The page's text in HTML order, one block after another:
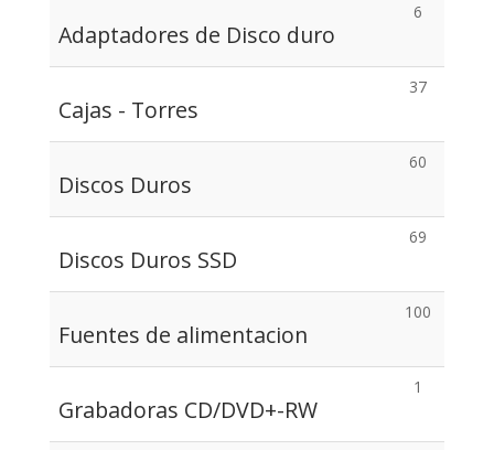
Adaptadores de Disco duro
6
Cajas - Torres
37
Discos Duros
60
Discos Duros SSD
69
Fuentes de alimentacion
100
Grabadoras CD/DVD+-RW
1